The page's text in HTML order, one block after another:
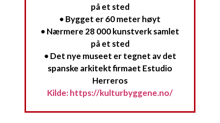
på et sted
• Bygget er 60 meter høyt
• Nærmere 28 000 kunstverk samlet
på et sted
• Det nye museet er tegnet av det
spanske arkitekt firmaet Estudio
Herreros
Kilde: https://kulturbyggene.no/